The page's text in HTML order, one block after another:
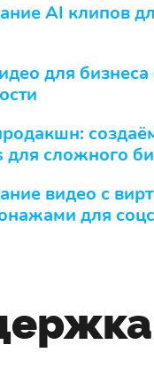
AI клипов
для
для сложного
видео с
для